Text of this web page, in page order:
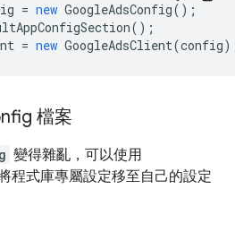
= new GoogleAdsConfig();
();
= new GoogleAdsClient(config
檔案
變得雜亂，可以使用
程式庫專屬設定移至自己的設定